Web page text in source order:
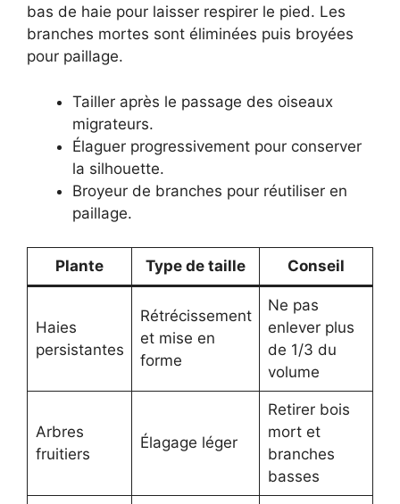
bas de haie pour laisser respirer le pied. Les
branches mortes sont éliminées puis broyées
pour paillage.
Tailler après le passage des oiseaux
migrateurs.
Élaguer progressivement pour conserver
la silhouette.
Broyeur de branches pour réutiliser en
paillage.
Plante Type de taille Conseil
Haies
persistantes
Rétrécissement
et mise en
forme
Ne pas
enlever plus
de 1/3 du
volume
Arbres
fruitiers
Élagage léger
Retirer bois
mort et
branches
basses